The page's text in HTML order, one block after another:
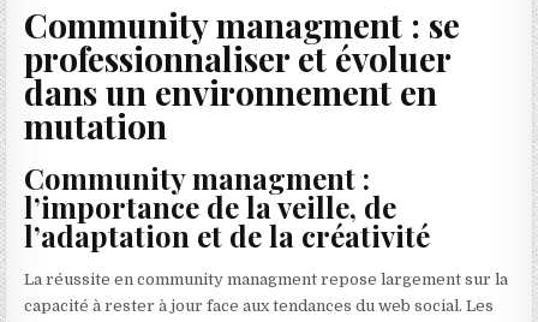
Community managment : se
professionnaliser et évoluer
dans un environnement en
mutation
Community managment :
l’importance de la veille, de
l’adaptation et de la créativité
La réussite en community managment repose largement sur la
capacité à rester à jour face aux tendances du web social. Les